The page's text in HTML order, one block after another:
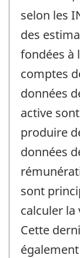
selon les
des
fondées à
comptes
données
active
produire
données
sont
calculer
Cette